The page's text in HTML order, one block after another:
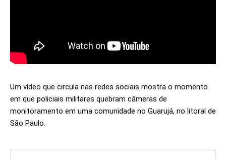
Um vídeo que circula nas redes sociais mostra o momento
em que policiais militares quebram câmeras de
monitoramento em uma comunidade no Guarujá, no litoral de
São Paulo.